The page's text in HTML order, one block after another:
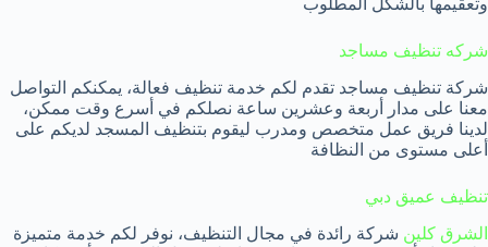
وتعقيمها بالشكل المطلوب
شركه تنظيف مساجد
شركة تنظيف مساجد تقدم لكم خدمة تنظيف فعالة، يمكنكم التواصل
معنا على مدار أربعة وعشرين ساعة نصلكم في أسرع وقت ممكن،
لدينا فريق عمل متخصص ومدرب ليقوم بتنظيف المسجد لديكم على
أعلى مستوى من النظافة
تنظيف عميق دبي
الشرق كلين شركة رائدة في مجال التنظيف، نوفر لكم خدمة متميزة